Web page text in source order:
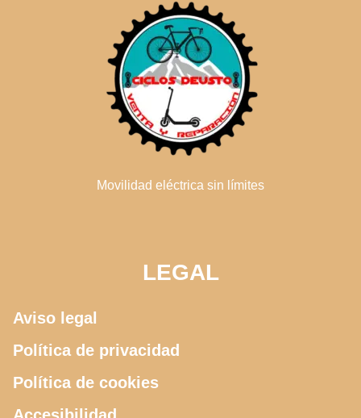
Movilidad eléctrica sin límites
LEGAL
Aviso legal
Política de privacidad
Política de cookies